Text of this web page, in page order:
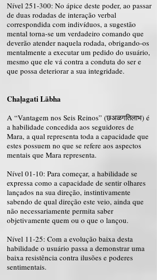
Nível 251-300: No ápice deste poder, ao passar
de duas rodadas de interação verbal
correspondida com indivíduos, a sugestão
mental torna-se um verdadeiro comando que
deverão atender naquela rodada, obrigando-os
mentalmente a executar um pedido do usuário,
mesmo que ele vá contra a conduta do ser e
que possa deteriorar a sua integridade.
Chaḷagati Lābha
A “Vantagem nos Seis Reinos” (छअळगतिलाभ) é
a habilidade concedida aos seguidores de
Mara, a qual representa toda a capacidade que
estes possuem no que se refere aos aspectos
mentais que Mara representa.
Nível 01-10: Para começar, a habilidade se
expressa como a capacidade de sentir olhares
lançados na sua direção, instintivamente
sabendo de qual direção este veio, ainda que
não necessariamente permita saber
objetivamente quem ou o que o lançou.
Nível 11-25: Com a evolução baixa desta
habilidade o usuário passa a demonstrar uma
baixa resistência contra ilusões e poderes
sentimentais.